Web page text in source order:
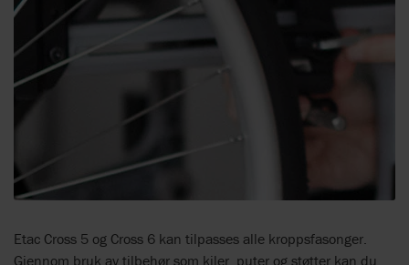
Etac Cross 5 og Cross 6 kan tilpasses alle kroppsfasonger.
Gjennom bruk av tilbehør som kiler, puter og støtter kan du